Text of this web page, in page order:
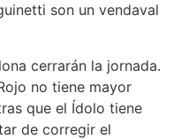
son un vendaval
cerrarán la jornada.
no tiene mayor
que el Ídolo tiene
de corregir el